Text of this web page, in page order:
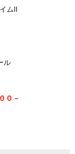
ムⅡ
ル
０－